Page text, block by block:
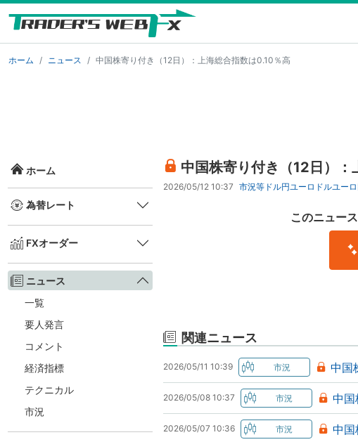
ホーム ニュース 中国株寄り付き（12日）：上海総合指数は0.10％高
ホーム
為替レート
FXオーダー
ニュース
一覧
要人発言
コメント
経済指標
テクニカル
市況
中国株寄り付き（12日）
2026/05/12 10:37 市況等 ドル円ユーロドルユー
このニュー
関連ニュース
2026/05/11 10:39 中国
2026/05/08 10:37 中
2026/05/07 10:36 中国